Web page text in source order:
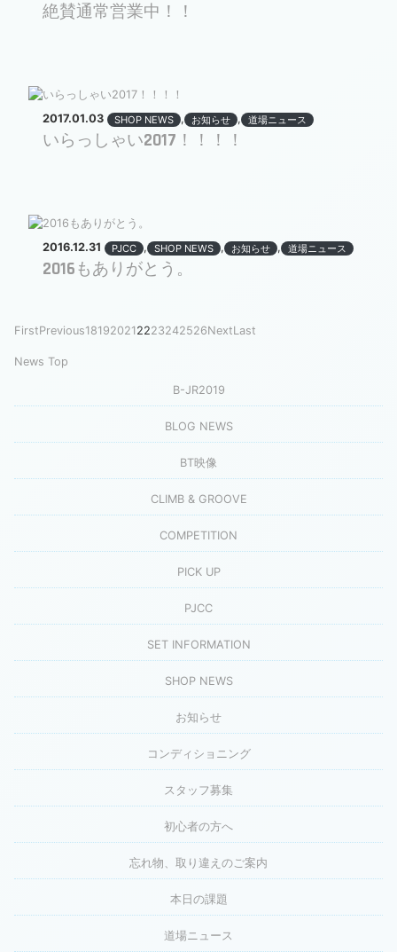
絶賛通常営業中！！
2017.01.03 SHOP NEWS , お知らせ , 道場ニュース
いらっしゃい2017！！！！
2016.12.31 PJCC , SHOP NEWS , お知らせ , 道場ニュース
2016もありがとう。
FirstPrevious18192021 2223242526NextLast
News Top
B-JR2019
BLOG NEWS
BT映像
CLIMB & GROOVE
COMPETITION
PICK UP
PJCC
SET INFORMATION
SHOP NEWS
お知らせ
コンディショニング
スタッフ募集
初心者の方へ
忘れ物、取り違えのご案内
本日の課題
道場ニュース